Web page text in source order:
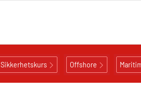
Sikkerhetskurs Offshore